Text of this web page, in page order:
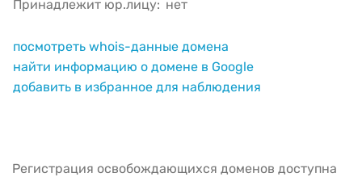
Принадлежит юр.лицу: нет
посмотреть whois-данные домена
найти информацию о домене в Google
добавить в избранное для наблюдения
Регистрация освобождающихся доменов доступна